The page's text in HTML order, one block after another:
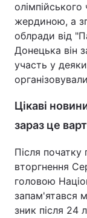
жердиною, а
облради від
Донецька він
участь у
Цікаві
зараз це
Після
вторгнення
головою
запам'ятався
зник після 24